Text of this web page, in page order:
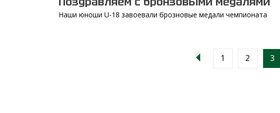
Наши юноши U-18 завоевали брозновые медали чемпионата
1 2 3